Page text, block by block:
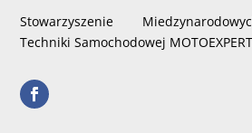
Stowarzyszenie
Techniki Samochodowej MOTOEXPERT